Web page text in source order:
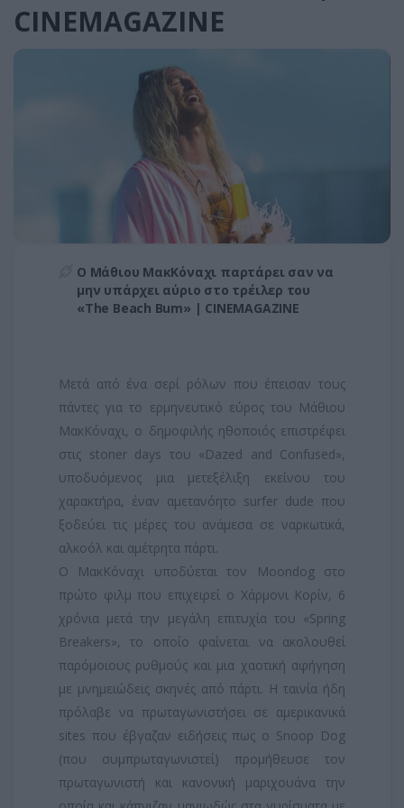
CINEMAGAZINE
Ο Μάθιου ΜακΚόναχι παρτάρει σαν να
μην υπάρχει αύριο στο τρέιλερ του
«The Beach Bum» | CINEMAGAZINE
Μετά από ένα σερί ρόλων που έπεισαν τους
πάντες για το ερμηνευτικό εύρος του Μάθιου
ΜακΚόναχι, ο δημοφιλής ηθοποιός επιστρέφει
στις stoner days του «Dazed and Confused»,
υποδυόμενος μια μετεξέλιξη εκείνου του
χαρακτήρα, έναν αμετανόητο surfer dude που
ξοδεύει τις μέρες του ανάμεσα σε ναρκωτικά,
αλκοόλ και αμέτρητα πάρτι.
Ο ΜακΚόναχι υποδύεται τον Moondog στο
πρώτο φιλμ που επιχειρεί ο Χάρμονι Κορίν, 6
χρόνια μετά την μεγάλη επιτυχία του «Spring
Breakers», το οποίο φαίνεται να ακολουθεί
παρόμοιους ρυθμούς και μια χαοτική αφήγηση
με μνημειώδεις σκηνές από πάρτι. Η ταινία ήδη
πρόλαβε να πρωταγωνιστήσει σε αμερικανικά
sites που έβγαζαν ειδήσεις πως ο Snoop Dog
(που συμπρωταγωνιστεί) προμήθευσε τον
πρωταγωνιστή και κανονική μαριχουάνα την